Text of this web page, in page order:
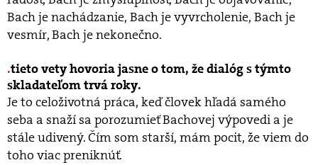
Bach je nachádzanie, Bach je vyvrcholenie, Bach je
vesmír, Bach je nekonečno.
tieto vety hovoria jasne o tom, že dialóg s týmto
skladateľom trvá roky.
Je to celoživotná práca, keď človek hľadá samého
seba a snaží sa porozumieť Bachovej výpovedi a je
stále udivený. Čím som starší, mám pocit, že viem do
toho viac preniknúť.